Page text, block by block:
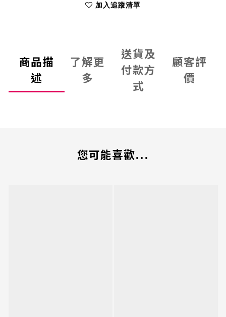
加入追蹤清單
商品描
述
了解更
多
送貨及
付款方
式
顧客評
價
您可能喜歡...